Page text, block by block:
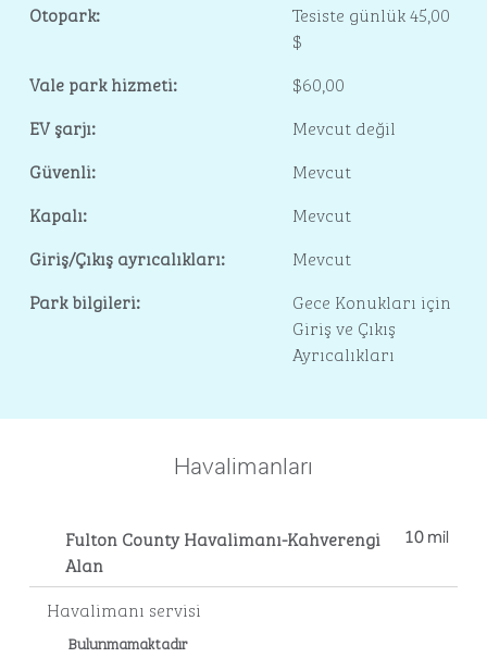
Otopark:
Tesiste günlük 45,00
$
Vale park hizmeti:
$60,00
EV şarjı:
Mevcut değil
Güvenli:
Mevcut
Kapalı:
Mevcut
Giriş/Çıkış ayrıcalıkları:
Mevcut
Park bilgileri:
Gece Konukları için
Giriş ve Çıkış
Ayrıcalıkları
Havalimanları
Fulton County Havalimanı-Kahverengi
Alan
10 mil
Havalimanı servisi
Bulunmamaktadır